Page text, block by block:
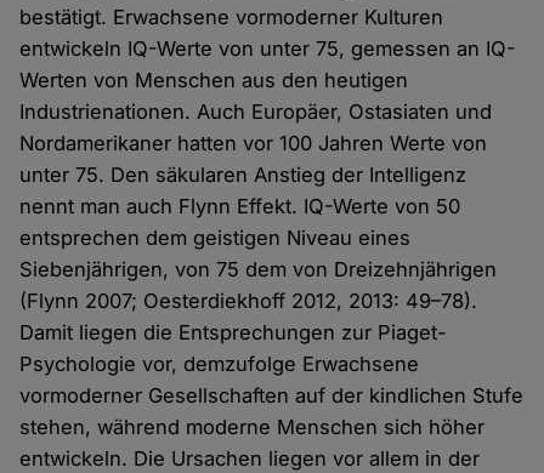
bestätigt. Erwachsene vormoderner Kulturen
entwickeln IQ-Werte von unter 75, gemessen an IQ-
Werten von Menschen aus den heutigen
Industrienationen. Auch Europäer, Ostasiaten und
Nordamerikaner hatten vor 100 Jahren Werte von
unter 75. Den säkularen Anstieg der Intelligenz
nennt man auch Flynn Effekt. IQ-Werte von 50
entsprechen dem geistigen Niveau eines
Siebenjährigen, von 75 dem von Dreizehnjährigen
(Flynn 2007; Oesterdiekhoff 2012, 2013: 49–78).
Damit liegen die Entsprechungen zur Piaget-
Psychologie vor, demzufolge Erwachsene
vormoderner Gesellschaften auf der kindlichen Stufe
stehen, während moderne Menschen sich höher
entwickeln. Die Ursachen liegen vor allem in der